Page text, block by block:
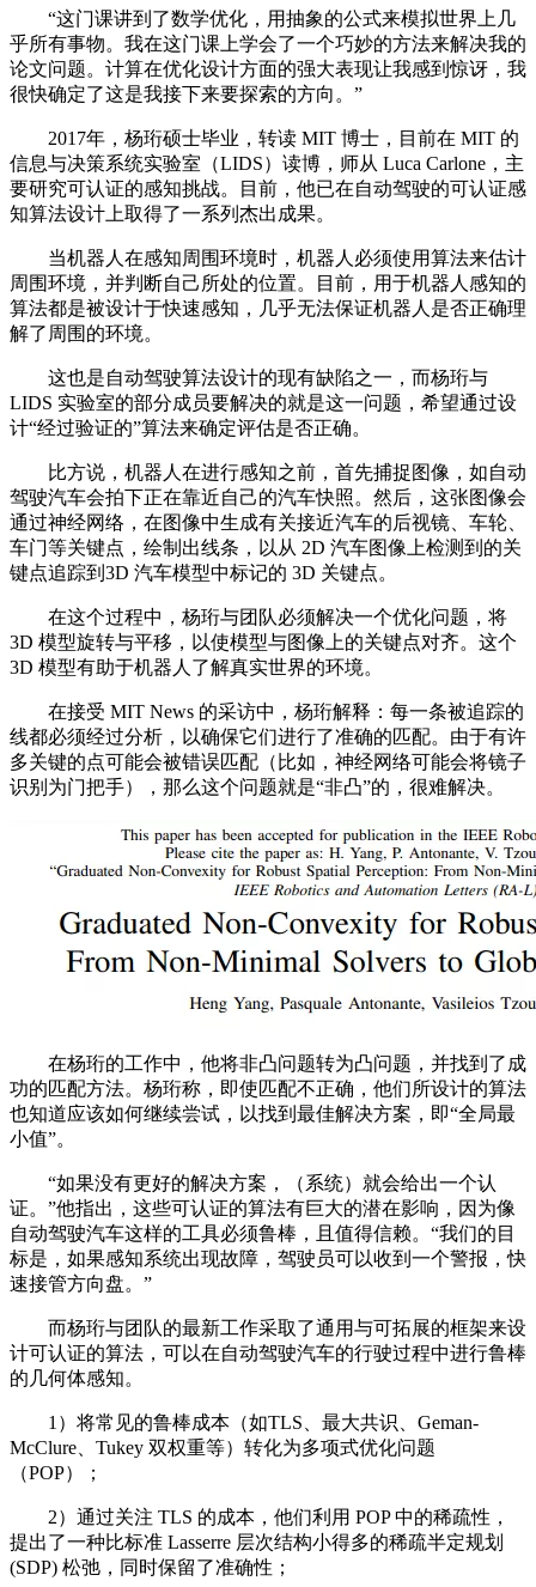
“这门课讲到了数学优化，用抽象的公式来模拟世界上几
乎所有事物。我在这门课上学会了一个巧妙的方法来解决我的
论文问题。计算在优化设计方面的强大表现让我感到惊讶，我
很快确定了这是我接下来要探索的方向。”
2017年，杨珩硕士毕业，转读 MIT 博士，目前在 MIT 的
信息与决策系统实验室（LIDS）读博，师从 Luca Carlone，主
要研究可认证的感知挑战。目前，他已在自动驾驶的可认证感
知算法设计上取得了一系列杰出成果。
当机器人在感知周围环境时，机器人必须使用算法来估计
周围环境，并判断自己所处的位置。目前，用于机器人感知的
算法都是被设计于快速感知，几乎无法保证机器人是否正确理
解了周围的环境。
这也是自动驾驶算法设计的现有缺陷之一，而杨珩与
LIDS 实验室的部分成员要解决的就是这一问题，希望通过设
计“经过验证的”算法来确定评估是否正确。
比方说，机器人在进行感知之前，首先捕捉图像，如自动
驾驶汽车会拍下正在靠近自己的汽车快照。然后，这张图像会
通过神经网络，在图像中生成有关接近汽车的后视镜、车轮、
车门等关键点，绘制出线条，以从 2D 汽车图像上检测到的关
键点追踪到3D 汽车模型中标记的 3D 关键点。
在这个过程中，杨珩与团队必须解决一个优化问题，将
3D 模型旋转与平移，以使模型与图像上的关键点对齐。这个
3D 模型有助于机器人了解真实世界的环境。
在接受 MIT News 的采访中，杨珩解释：每一条被追踪的
线都必须经过分析，以确保它们进行了准确的匹配。由于有许
多关键的点可能会被错误匹配（比如，神经网络可能会将镜子
识别为门把手），那么这个问题就是“非凸”的，很难解决。
在杨珩的工作中，他将非凸问题转为凸问题，并找到了成
功的匹配方法。杨珩称，即使匹配不正确，他们所设计的算法
也知道应该如何继续尝试，以找到最佳解决方案，即“全局最
小值”。
“如果没有更好的解决方案，（系统）就会给出一个认
证。”他指出，这些可认证的算法有巨大的潜在影响，因为像
自动驾驶汽车这样的工具必须鲁棒，且值得信赖。“我们的目
标是，如果感知系统出现故障，驾驶员可以收到一个警报，快
速接管方向盘。”
而杨珩与团队的最新工作采取了通用与可拓展的框架来设
计可认证的算法，可以在自动驾驶汽车的行驶过程中进行鲁棒
的几何体感知。
1）将常见的鲁棒成本（如TLS、最大共识、Geman-
McClure、Tukey 双权重等）转化为多项式优化问题
（POP）；
2）通过关注 TLS 的成本，他们利用 POP 中的稀疏性，
提出了一种比标准 Lasserre 层次结构小得多的稀疏半定规划
(SDP) 松弛，同时保留了准确性；